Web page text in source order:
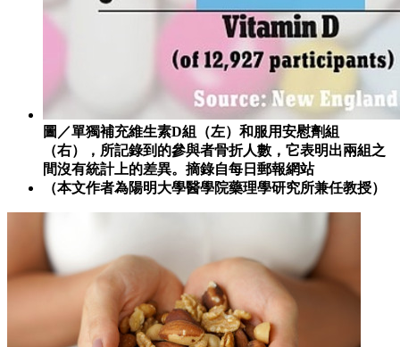
圖／單獨補充維生素D組（左）和服用安慰劑組
（右），所記錄到的參與者骨折人數，它表明出兩組之
間沒有統計上的差異。摘錄自每日郵報網站
（本文作者為陽明大學醫學院藥理學研究所兼任教授）